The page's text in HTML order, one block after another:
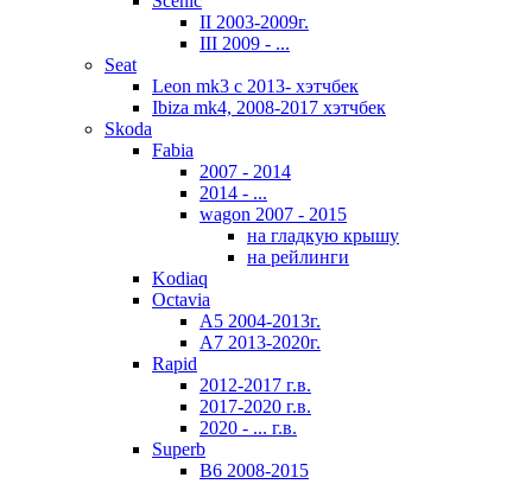
II 2003-2009г.
III 2009 - ...
Seat
Leon mk3 с 2013- хэтчбек
Ibiza mk4, 2008-2017 хэтчбек
Skoda
Fabia
2007 - 2014
2014 - ...
wagon 2007 - 2015
на гладкую крышу
на рейлинги
Kodiaq
Octavia
A5 2004-2013г.
A7 2013-2020г.
Rapid
2012-2017 г.в.
2017-2020 г.в.
2020 - ... г.в.
Superb
В6 2008-2015